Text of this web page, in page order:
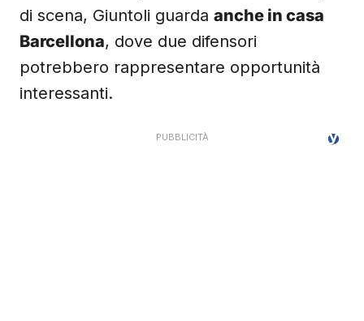
di scena, Giuntoli guarda anche in casa
Barcellona, dove due difensori
potrebbero rappresentare opportunità
interessanti.